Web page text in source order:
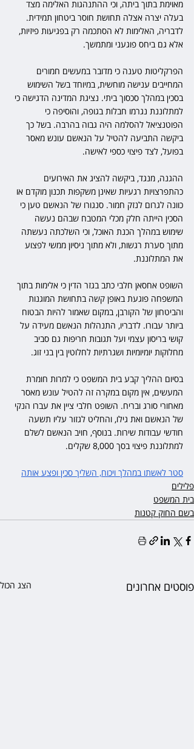
מאוימת בתוך ביתה, וכי ההתנהגות האלימה מצד
בעלה יצרה אצלה תחושת חוסר ביטחון תמידית.
לדבריה, האלימות לא הסתכמה רק בפגיעות פיזיות,
אלא גם ביחס פוגעני ומתמשך.
הפרקליטות טענה כי מדובר במעשים חמורים
המחייבים ענישה מוחשית, במיוחד בשל השימוש
בסכין במהלך סכסוך ביתי. נציגת המדינה הדגישה כי
למתלוננת נגרמו חבלות בגופה, והוסיפה כי
הפוטנציאל להסלמה היה גבוה בהרבה. בשל כך
ביקשה התביעה להטיל על הנאשם עונש מאסר
בפועל, לצד פיצוי כספי לאישה.
ההגנה, מנגד, ביקשה להציג את האירועים
כהתפרצויות רגעיות שאינן משקפות תכנון מוקדם או
כוונה לגרום לנזק חמור. סנגורו של הנאשם טען כי
הסכין הייתה חלק מכלי המטבח שבהם נעשה
שימוש במהלך הכנת האוכל, וכי השלכתה נעשתה
מתוך סערת רגשות, ולא מתוך ניסיון ממשי לפצוע
את המתלוננת.
השופט אחסאן חלבי כתב בגזר הדין כי אלימות בתוך
המשפחה פוגעת באופן קשה בתחושת המוגנות
והביטחון של הקורבן, במקום שאמור להיות הבטוח
ביותר עבורו. לדבריו, התנהלות הנאשם מעידה על
קושי בריסון עצמי ועל תגובות חריפות גם סביב
מחלוקות יומיומיות ושגרתיות לחלוטין בין בני זוג.
בסיום ההליך קבע בית המשפט כי למרות חומרת
המעשים, אין מקום במקרה זה להטיל עונש מאסר
מאחורי סורג ובריח. השופט חלבי ציין את עברו הנקי
של הנאשם ואת גילו, והחליט לגזור עליו תשעה
חודשי עבודות שירות. בנוסף, חויב הנאשם לשלם
למתלוננת פיצוי בסך 8,000 שקלים.
סטר לאשתו במהלך ויכוח, השליך סכין ופצע אותה
פלילים
בית המשפט
בשם החוק קטנות
פוסטים אחרונים הצג הכול